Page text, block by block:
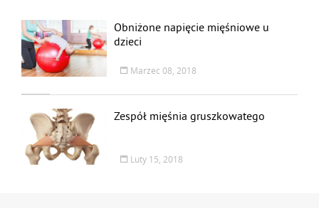
Obniżone napięcie mięśniowe u
dzieci
Marzec 08, 2018
Zespół mięśnia gruszkowatego
Luty 15, 2018